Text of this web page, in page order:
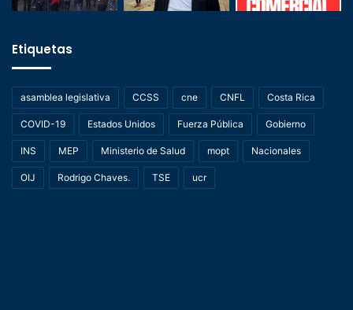
Etiquetas
asamblea legislativa CCSS cne CNFL Costa Rica
COVID-19 Estados Unidos Fuerza Pública Gobierno
INS MEP Ministerio de Salud mopt Nacionales
OIJ Rodrigo Chaves. TSE ucr